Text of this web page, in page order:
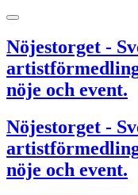
Nöjestorget -
nöje och event.
Nöjestorget -
nöje och event.